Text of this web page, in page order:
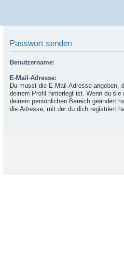
Passwort senden
Benutzername:
E-Mail-Adresse:
Du musst die E-Mail-Adresse angeben,
deinem Profil hinterlegt ist. Wenn du sie
deinem persönlichen Bereich geändert
die Adresse, mit der du dich registriert